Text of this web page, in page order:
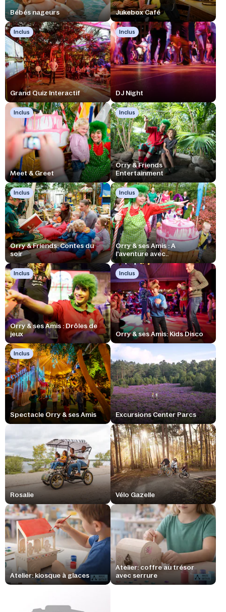
Bébés nageurs Jukebox Café
Inclus
Grand Quiz Interactif
Inclus
DJ Night
Inclus
Meet & Greet
Inclus
Orry & Friends
Entertainment
Inclus
Orry & Friends: Contes du
soir
Inclus
Orry & ses Amis : A
l'aventure avec..
Inclus
Orry & ses Amis : Drôles de
jeux
Inclus
Orry & ses Amis: Kids Disco
Inclus
Spectacle Orry & ses Amis Excursions Center Parcs
Rosalie Vélo Gazelle
Atelier: kiosque à glaces
Atelier: coffre au trésor
avec serrure